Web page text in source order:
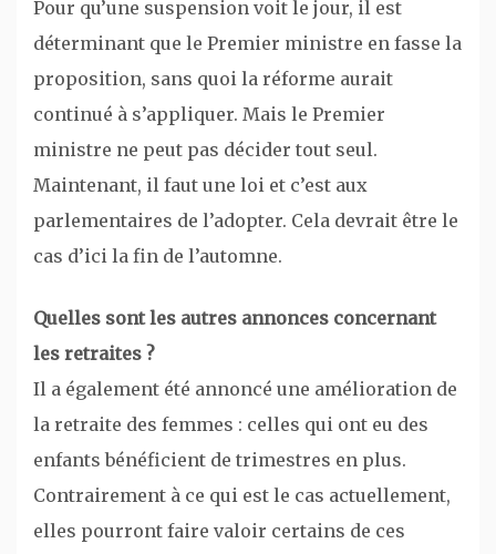
Pour qu’une suspension voit le jour, il est
déterminant que le Premier ministre en fasse la
proposition, sans quoi la réforme aurait
continué à s’appliquer. Mais le Premier
ministre ne peut pas décider tout seul.
Maintenant, il faut une loi et c’est aux
parlementaires de l’adopter. Cela devrait être le
cas d’ici la fin de l’automne.
Quelles sont les autres annonces concernant
les retraites ?
Il a également été annoncé une amélioration de
la retraite des femmes : celles qui ont eu des
enfants bénéficient de trimestres en plus.
Contrairement à ce qui est le cas actuellement,
elles pourront faire valoir certains de ces